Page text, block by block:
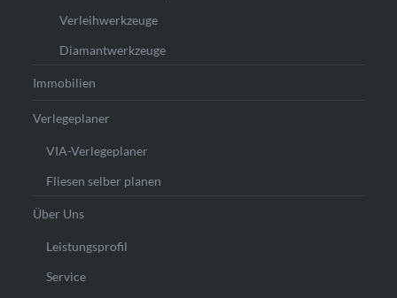
Verleihwerkzeuge
Diamantwerkzeuge
Immobilien
Verlegeplaner
VIA-Verlegeplaner
Fliesen selber planen
Über Uns
Leistungsprofil
Service